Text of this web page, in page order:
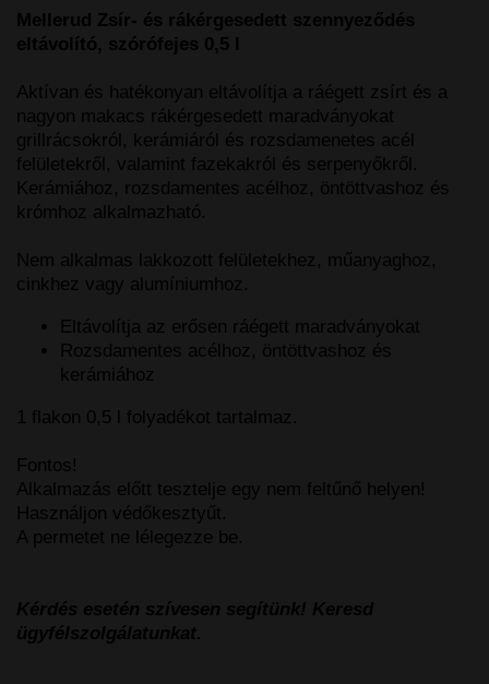
Mellerud Zsír- és rákérgesedett szennyeződés
eltávolító, szórófejes 0,5 l
Aktívan és hatékonyan eltávolítja a ráégett zsírt és a
nagyon makacs rákérgesedett maradványokat
grillrácsokról, kerámiáról és rozsdamenetes acél
felületekről, valamint fazekakról és serpenyőkről.
Kerámiához, rozsdamentes acélhoz, öntöttvashoz és
krómhoz alkalmazható.
Nem alkalmas lakkozott felületekhez, műanyaghoz,
cinkhez vagy alumíniumhoz.
Eltávolítja az erősen ráégett maradványokat
Rozsdamentes acélhoz, öntöttvashoz és
kerámiához
1 flakon 0,5 l folyadékot tartalmaz.
Fontos!
Alkalmazás előtt tesztelje egy nem feltűnő helyen!
Használjon védőkesztyűt.
A permetet ne lélegezze be.
Kérdés esetén szívesen segítünk! Keresd
ügyfélszolgálatunkat.